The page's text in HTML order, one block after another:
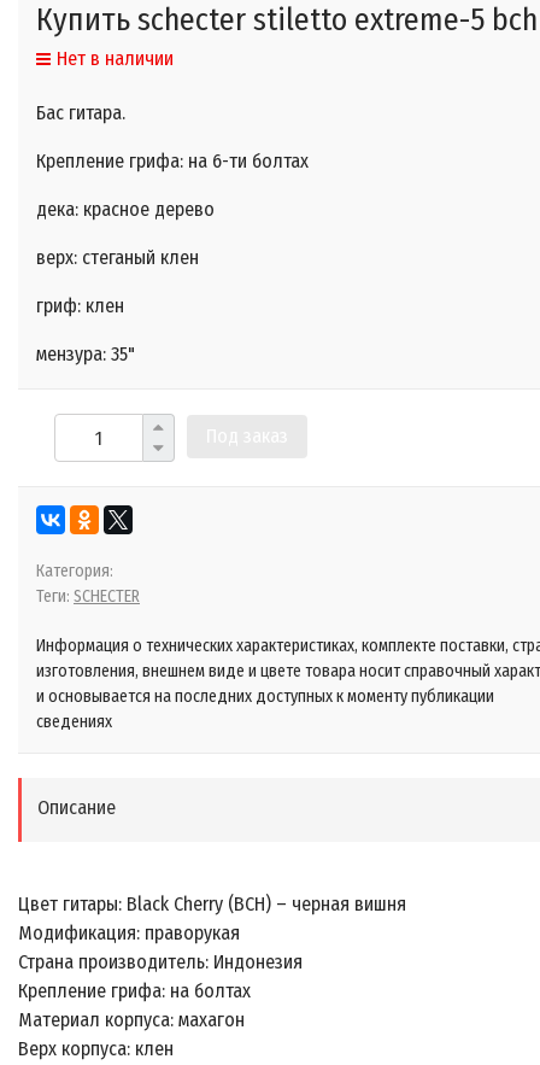
Купить schecter stiletto extreme-5 bch
Нет в наличии
Бас гитара.
Крепление грифа: на 6-ти болтах
дека: красное дерево
верх: стеганый клен
гриф: клен
мензура: 35"
Категория:
Теги: SCHECTER
Информация о технических характеристиках, комплекте поставки,
изготовления, внешнем виде и цвете товара носит справочный
и основывается на последних доступных к моменту публикации
сведениях
Описание
Цвет гитары: Black Cherry (BCH) – черная вишня
Модификация: праворукая
Страна производитель: Индонезия
Крепление грифа: на болтах
Материал корпуса: махагон
Верх корпуса: клен